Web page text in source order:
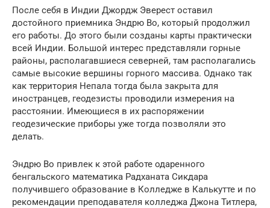
После себя в Индии Джордж Эверест оставил
достойного приемника Эндрю Во, который продолжил
его работы. До этого были созданы карты практически
всей Индии. Большой интерес представляли горные
районы, располагавшиеся северней, там располагались
самые высокие вершины горного массива. Однако так
как территория Непала тогда была закрыта для
иностранцев, геодезисты проводили измерения на
расстоянии. Имеющиеся в их распоряжении
геодезические приборы уже тогда позволяли это
делать.
Эндрю Во привлек к этой работе одаренного
бенгальского математика Радханата Сикдара
получившего образование в Колледже в Калькутте и по
рекомендации преподавателя колледжа Джона Титлера,